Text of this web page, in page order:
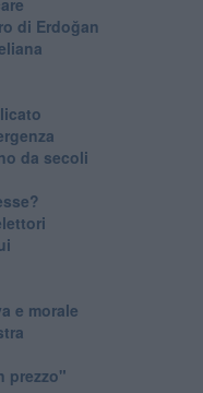
di Erdoğan
da secoli
e morale
prezzo"